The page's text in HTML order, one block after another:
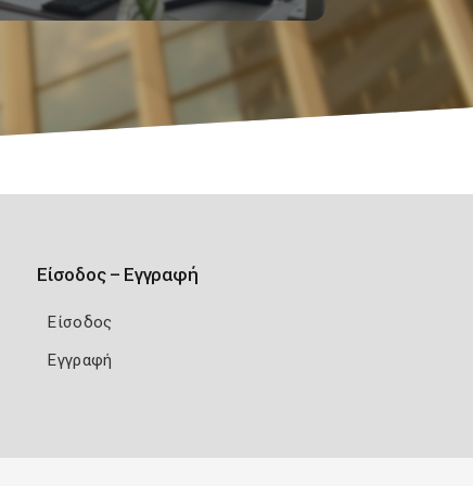
Είσοδος – Εγγραφή
Είσοδος
Εγγραφή